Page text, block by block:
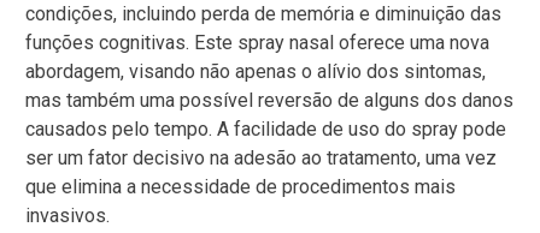
condições, incluindo perda de memória e diminuição das
funções cognitivas. Este spray nasal oferece uma nova
abordagem, visando não apenas o alívio dos sintomas,
mas também uma possível reversão de alguns dos danos
causados pelo tempo. A facilidade de uso do spray pode
ser um fator decisivo na adesão ao tratamento, uma vez
que elimina a necessidade de procedimentos mais
invasivos.